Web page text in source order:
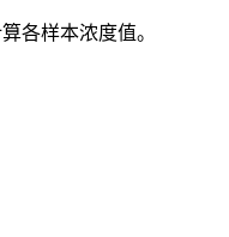
各样本浓度值。